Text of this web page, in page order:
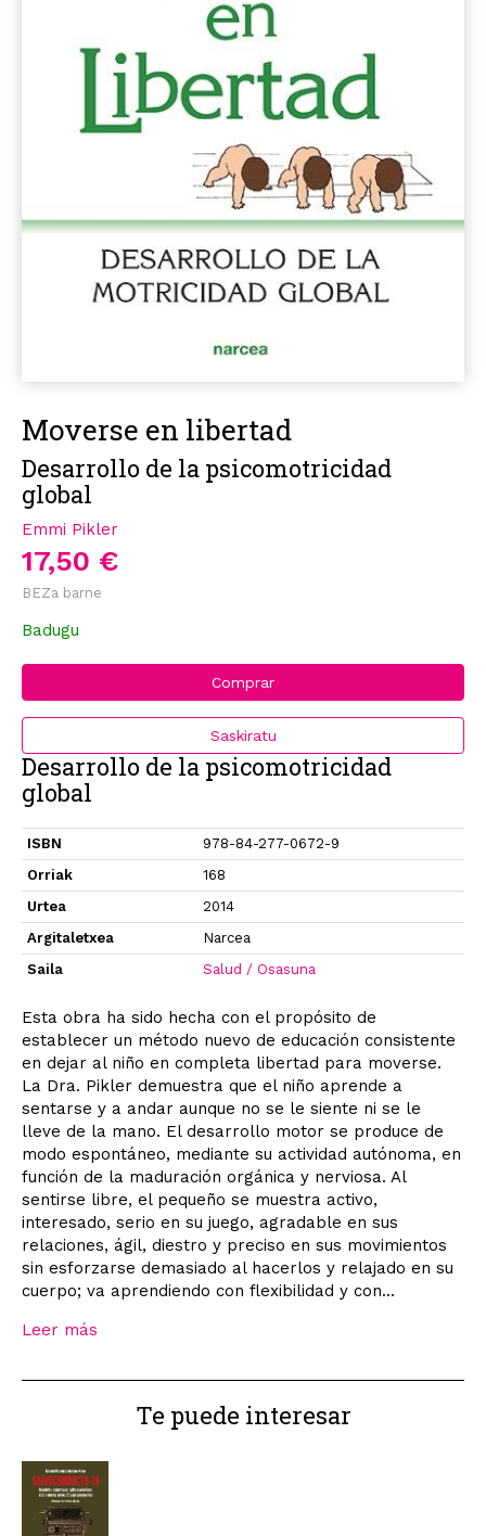
Moverse en libertad
Desarrollo de la psicomotricidad
global
Emmi Pikler
17,50 €
BEZa barne
Badugu
Comprar
Saskiratu
Desarrollo de la psicomotricidad
global
ISBN
978-84-277-0672-9
Orriak
168
Urtea
2014
Argitaletxea
Narcea
Saila
Salud / Osasuna
Esta obra ha sido hecha con el propósito de
establecer un método nuevo de educación consistente
en dejar al niño en completa libertad para moverse.
La Dra. Pikler demuestra que el niño aprende a
sentarse y a andar aunque no se le siente ni se le
lleve de la mano. El desarrollo motor se produce de
modo espontáneo, mediante su actividad autónoma, en
función de la maduración orgánica y nerviosa. Al
sentirse libre, el pequeño se muestra activo,
interesado, serio en su juego, agradable en sus
relaciones, ágil, diestro y preciso en sus movimientos
sin esforzarse demasiado al hacerlos y relajado en su
cuerpo; va aprendiendo con flexibilidad y con...
Leer más
Te puede interesar